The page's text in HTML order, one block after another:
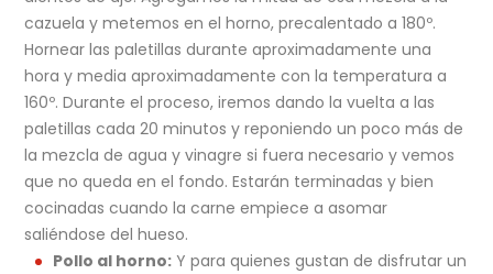
cazuela y metemos en el horno, precalentado a 180º.
Hornear las paletillas durante aproximadamente una
hora y media aproximadamente con la temperatura a
160º. Durante el proceso, iremos dando la vuelta a las
paletillas cada 20 minutos y reponiendo un poco más de
la mezcla de agua y vinagre si fuera necesario y vemos
que no queda en el fondo. Estarán terminadas y bien
cocinadas cuando la carne empiece a asomar
saliéndose del hueso.
Pollo al horno: Y para quienes gustan de disfrutar un